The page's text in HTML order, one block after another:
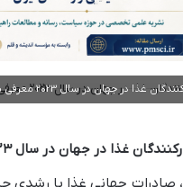
غذا در جهان در سال 2023 معرفی شدند
غذا در جهان در سال ۲۰۲۳